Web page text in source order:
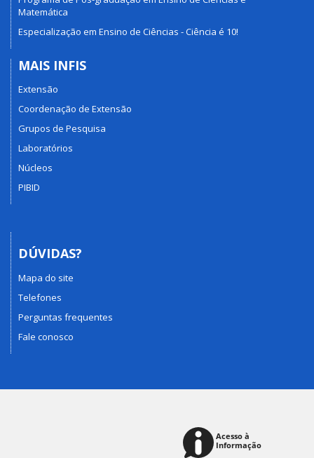
Matemática
Especialização em Ensino de Ciências - Ciência é 10!
MAIS INFIS
Extensão
Coordenação de Extensão
Grupos de Pesquisa
Laboratórios
Núcleos
PIBID
DÚVIDAS?
Mapa do site
Telefones
Perguntas frequentes
Fale conosco